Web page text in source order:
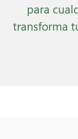
para
transforma